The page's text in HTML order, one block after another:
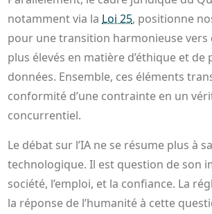
notamment via laLoi 25, positionne
pour une transition harmonieuse vers
plus élevés en matière d’éthique et
données. Ensemble, ces éléments
conformité d’une contrainte en un
concurrentiel.
Le débat sur l’IA ne se résume plus à
technologique. Il est question de son
société, l’emploi, et la confiance. La
la réponse de l’humanité à cette